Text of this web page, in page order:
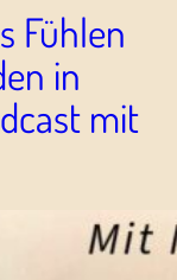
Fühlen
in
mit